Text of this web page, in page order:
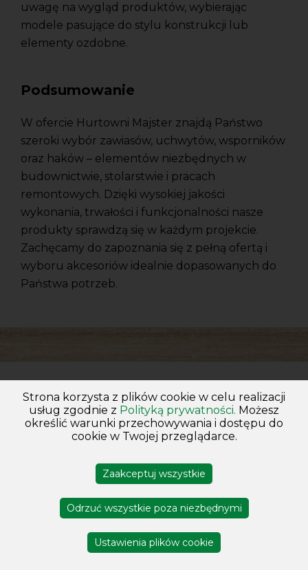
uwagę na wygląd produktów, wybierając
modele pasujące do stylu konstrukcji lub
elementy ozdobne.
Podsumowanie
W ofercie Hurtowni Majster znajdą Państwo
szeroki wybór zawiasów, uchwytów, wsporników
oraz haków – elementów niezbędnych w
budownictwie, stolarstwie i pracach
remontowych. Dzięki wysokiej jakości
wykonania, trwałości i funkcjonalności nasze
produkty sprawdzą się w każdym projekcie.
Zachęcamy do zapoznania się z pełną ofertą i
wyboru akcesoriów idealnie dopasowanych do
Państwa potrzeb.
Informacje
Regulamin
Wysyłka
Kontakt
Nowości
Promocje
Moje konto
Strona korzysta z plików cookie w celu realizacji
usług zgodnie z Polityką prywatności. Możesz
określić warunki przechowywania i dostępu do
cookie w Twojej przeglądarce.
Zaakceptuj wszystkie
Odrzuć wszystkie poza niezbędnymi
Ustawienia plików cookie